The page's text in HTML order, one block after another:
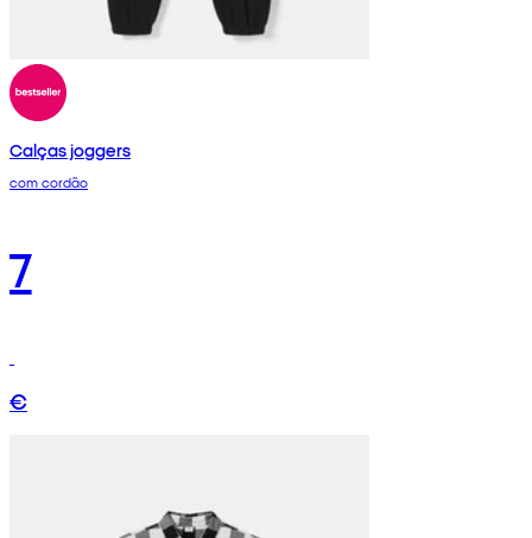
Calças joggers
com cordão
7
€